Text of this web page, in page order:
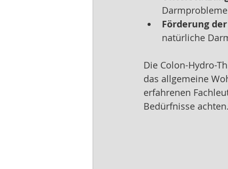
Förderung
natürliche
Die Colon-Hydro-
das allgemeine
erfahrenen
Bedürfnisse